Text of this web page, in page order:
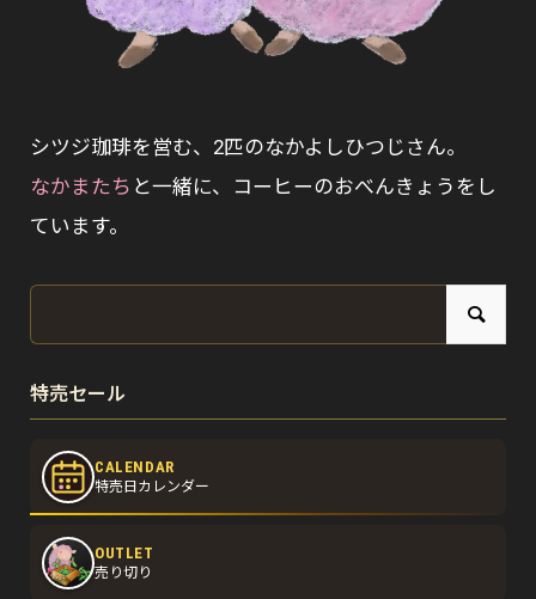
シツジ珈琲を営む、2匹のなかよしひつじさん。
なかまたち と一緒に、コーヒーのおべんきょうをし
ています。
特売セール
CALENDAR
特売日カレンダー
OUTLET
売り切り